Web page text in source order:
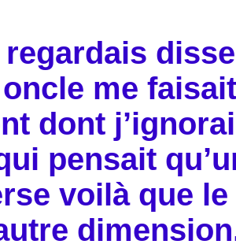
regardais
me
dont
pensait
voilà que